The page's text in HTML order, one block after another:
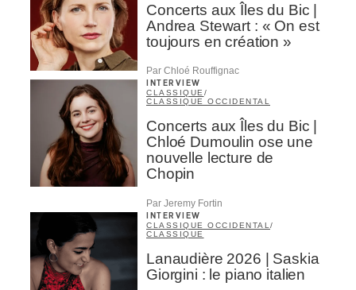
Concerts aux Îles du Bic |
Andrea Stewart : « On est
toujours en création »
Par Chloé Rouffignac
INTERVIEW
CLASSIQUE /
CLASSIQUE OCCIDENTAL
Concerts aux Îles du Bic |
Chloé Dumoulin ose une
nouvelle lecture de
Chopin
Par Jeremy Fortin
INTERVIEW
CLASSIQUE OCCIDENTAL /
CLASSIQUE
Lanaudière 2026 | Saskia
Giorgini : le piano italien